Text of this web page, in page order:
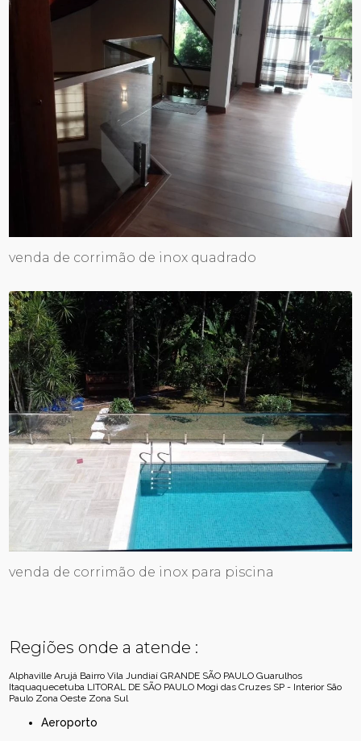
venda de corrimão de inox quadrado
venda de corrimão de inox para piscina
Regiões onde a atende :
Alphaville Arujá Bairro Vila Jundiaí GRANDE SÃO PAULO Guarulhos
Itaquaquecetuba LITORAL DE SÃO PAULO Mogi das Cruzes SP - Interior São
Paulo Zona Oeste Zona Sul
Aeroporto